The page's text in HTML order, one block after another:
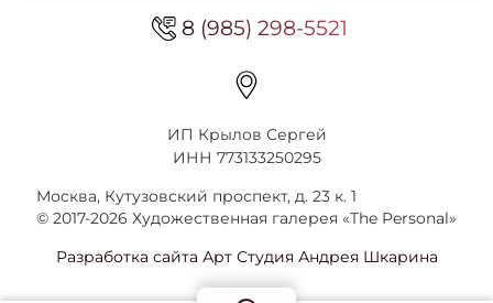
8 (985) 298-5521
ИП Крылов Сергей
ИНН 773133250295
Москва, Кутузовский проспект, д. 23 к. 1
© 2017-2026 Художественная галерея «The Personal»
Разработка сайта Арт Студия Андрея Шкарина